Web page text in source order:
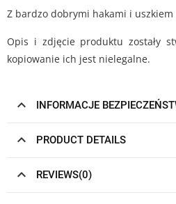
Z bardzo dobrymi hakami i uszkiem
Opis i zdjęcie produktu zostały
kopiowanie ich jest nielegalne.
INFORMACJE
PRODUCT DETAILS
REVIEWS(0)